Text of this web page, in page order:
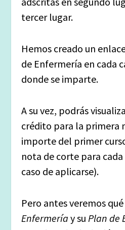
tercer lugar.
Hemos creado un
de Enfermería en cada
donde se imparte.
A su vez, podrás
crédito para la primera
importe del primer
nota de corte para
caso de aplicarse).
Pero antes veremos qué
Enfermería y su Plan de